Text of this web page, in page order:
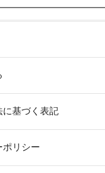
に基づく表記
ポリシー